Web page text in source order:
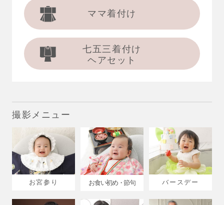
ママ着付け
七五三着付け
ヘアセット
撮影メニュー
お宮参り お食い初め・節句 バースデー